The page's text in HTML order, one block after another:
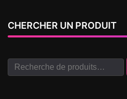
CHERCHER UN PRODUIT